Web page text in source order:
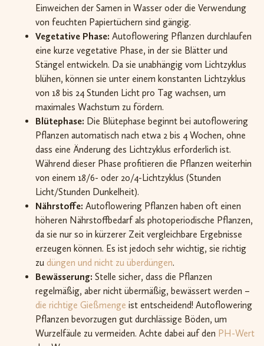
Einweichen der Samen in Wasser oder die Verwendung
von feuchten Papiertüchern sind gängig.
Vegetative Phase: Autoflowering Pflanzen durchlaufen
eine kurze vegetative Phase, in der sie Blätter und
Stängel entwickeln. Da sie unabhängig vom Lichtzyklus
blühen, können sie unter einem konstanten Lichtzyklus
von 18 bis 24 Stunden Licht pro Tag wachsen, um
maximales Wachstum zu fördern.
Blütephase: Die Blütephase beginnt bei autoflowering
Pflanzen automatisch nach etwa 2 bis 4 Wochen, ohne
dass eine Änderung des Lichtzyklus erforderlich ist.
Während dieser Phase profitieren die Pflanzen weiterhin
von einem 18/6- oder 20/4-Lichtzyklus (Stunden
Licht/Stunden Dunkelheit).
Nährstoffe: Autoflowering Pflanzen haben oft einen
höheren Nährstoffbedarf als photoperiodische Pflanzen,
da sie nur so in kürzerer Zeit vergleichbare Ergebnisse
erzeugen können. Es ist jedoch sehr wichtig, sie richtig
zu düngen und nicht zu überdüngen.
Bewässerung: Stelle sicher, dass die Pflanzen
regelmäßig, aber nicht übermäßig, bewässert werden –
die richtige Gießmenge ist entscheidend! Autoflowering
Pflanzen bevorzugen gut durchlässige Böden, um
Wurzelfäule zu vermeiden. Achte dabei auf den PH-Wert